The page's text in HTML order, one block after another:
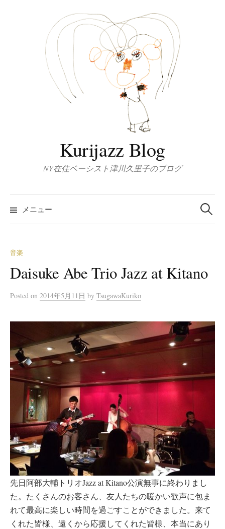
Kurijazz Blog
NY在住ベーシスト津川久里子のブログ
メニュー
検
索:
音楽
Daisuke Abe Trio Jazz at Kitano
Posted on 2014年5月11日 by TsugawaKuriko
先日阿部大輔トリオJazz at Kitano公演無事に終わりまし
た。たくさんのお客さん、友人たちの暖かい歓声に包ま
れて最高に楽しい時間を過ごすことができました。来て
くれた皆様、遠くから応援してくれた皆様、本当にあり